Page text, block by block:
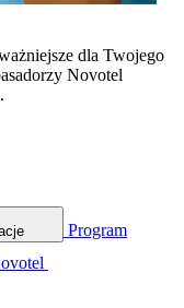
dla Twojego
Novotel
Program